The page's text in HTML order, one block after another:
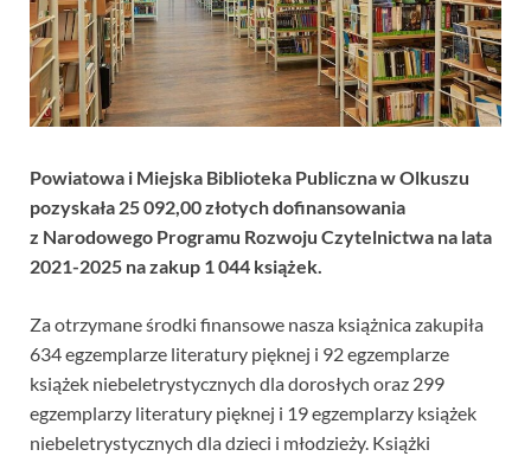
Powiatowa i Miejska Biblioteka Publiczna w Olkuszu
pozyskała 25 092,00 złotych dofinansowania
z Narodowego Programu Rozwoju Czytelnictwa na lata
2021-2025 na zakup 1 044 książek.
Za otrzymane środki finansowe nasza książnica zakupiła
634 egzemplarze literatury pięknej i 92 egzemplarze
książek niebeletrystycznych dla dorosłych oraz 299
egzemplarzy literatury pięknej i 19 egzemplarzy książek
niebeletrystycznych dla dzieci i młodzieży. Książki